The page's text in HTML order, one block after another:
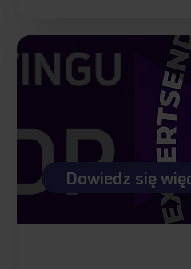
Dowiedz się